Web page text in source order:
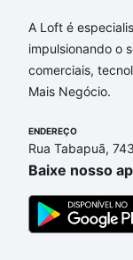
Aqui na Loft
Apartamentos
Condomínio
nossas opções
parcelas
ainda tem
processo de
custa comprar
A Loft é
impulsionando o
comerciais,
Mais Negócio.
ENDEREÇO
Rua Tabapuã,
Baixe nosso